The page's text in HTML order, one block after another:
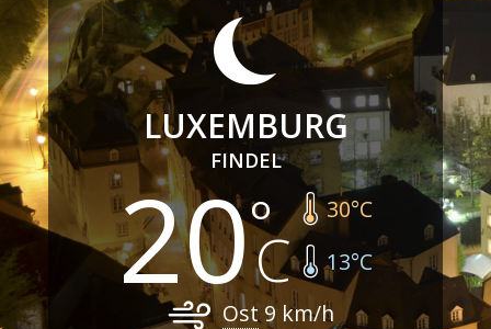
LUXEMBURG
FINDEL
20 30°C
13°C
Ost9 km/h